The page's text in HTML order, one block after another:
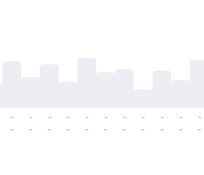
-
-
-
-
-
-
-
-
-
-
-
-
-
-
-
-
-
-
-
-
-
-